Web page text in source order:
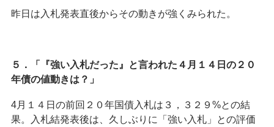
昨日は入札発表直後からその動きが強くみられた。
５．「『強い入札だった』と言われた４月１４日の２０
年債の値動きは？」
4月１４日の前回２０年国債入札は３，３２９%との結
果。入札結発表後は、久しぶりに「強い入札」との評価